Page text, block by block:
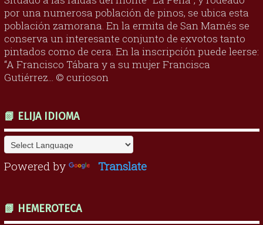
por una numerosa población de pinos, se ubica esta
población zamorana. En la ermita de San Mamés se
conserva un interesante conjunto de exvotos tanto
pintados como de cera. En la inscripción puede leerse:
“A Francisco Tábara y a su mujer Francisca
Gutiérrez... © curioson
📗 ELIJA IDIOMA
Powered by Translate
📗 HEMEROTECA